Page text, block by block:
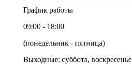
График работы
09:00 - 18:00
(понедельник - пятница)
Выходные: суббота, воскресенье